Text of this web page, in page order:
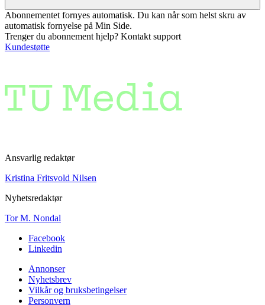
Abonnementet fornyes automatisk. Du kan når som helst skru av
automatisk fornyelse på Min Side.
Trenger du abonnement hjelp? Kontakt support
Kundestøtte
Ansvarlig redaktør
Kristina Fritsvold Nilsen
Nyhetsredaktør
Tor M. Nondal
Facebook
Linkedin
Annonser
Nyhetsbrev
Vilkår og bruksbetingelser
Personvern